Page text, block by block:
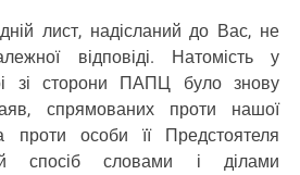
лист, надісланий до Вас, не
відповіді. Натомість у
зі сторони ПАПЦ було знову
спрямованих проти нашої
проти особи її Предстоятеля
спосіб словами і ділами